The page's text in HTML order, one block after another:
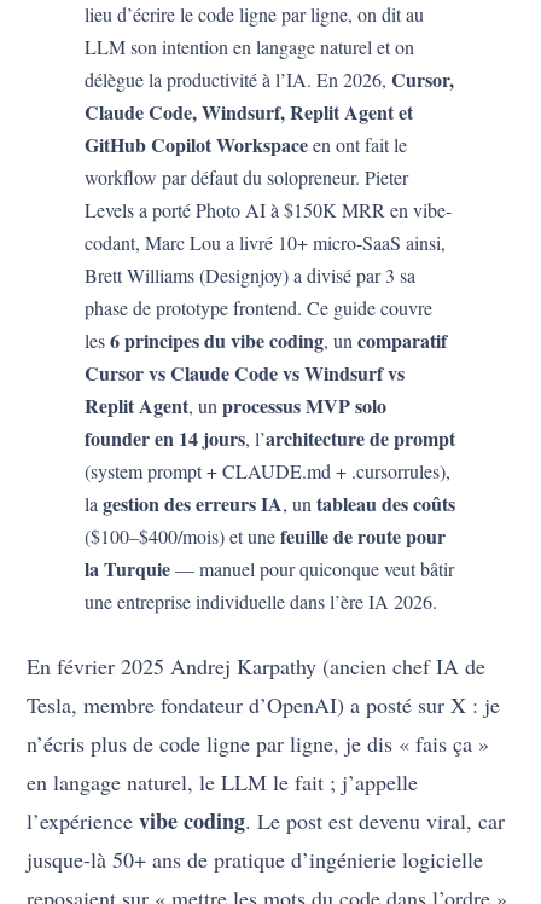
lieu d’écrire le code ligne par ligne, on dit au
LLM son intention en langage naturel et on
délègue la productivité à l’IA. En 2026,Cursor,
Claude Code, Windsurf, Replit Agent et
GitHub Copilot Workspaceen ont fait le
workflow par défaut du solopreneur. Pieter
Levels a porté Photo AI à $150K MRR en vibe-
codant, Marc Lou a livré 10+ micro-SaaS ainsi,
Brett Williams (Designjoy) a divisé par 3 sa
phase de prototype frontend. Ce guide couvre
les6 principes du vibe coding, uncomparatif
Cursor vs Claude Code vs Windsurf vs
Replit Agent, unprocessus MVP solo
founder en 14 jours, l’architecture de prompt
(system prompt + CLAUDE.md + .cursorrules),
lagestion des erreurs IA, untableau des coûts
($100–$400/mois) et unefeuille de route pour
la Turquie— manuel pour quiconque veut bâtir
une entreprise individuelle dans l’ère IA 2026.
En février 2025 Andrej Karpathy (ancien chef IA de
Tesla, membre fondateur d’OpenAI) a posté sur X : je
n’écris plus de code ligne par ligne, je dis « fais ça »
en langage naturel, le LLM le fait ; j’appelle
l’expériencevibe coding. Le post est devenu viral, car
jusque-là 50+ ans de pratique d’ingénierie logicielle